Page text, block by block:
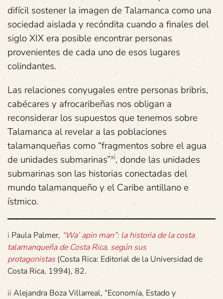
difícil sostener la imagen de Talamanca como una
sociedad aislada y recóndita cuando a finales del
siglo XIX era posible encontrar personas
provenientes de cada uno de esos lugares
colindantes.
Las relaciones conyugales entre personas bribris,
cabécares y afrocaribeñas nos obligan a
reconsiderar los supuestos que tenemos sobre
Talamanca al revelar a las poblaciones
talamanqueñas como “fragmentos sobre el agua
de unidades submarinas”xi, donde las unidades
submarinas son las historias conectadas del
mundo talamanqueño y el Caribe antillano e
ístmico.
i Paula Palmer, “Wa’ apin man”: la historia de la costa
talamanqueña de Costa Rica, según sus
protagonistas(Costa Rica: Editorial de la Universidad de
Costa Rica, 1994), 82.
ii Alejandra Boza Villarreal, “Economía, Estado y